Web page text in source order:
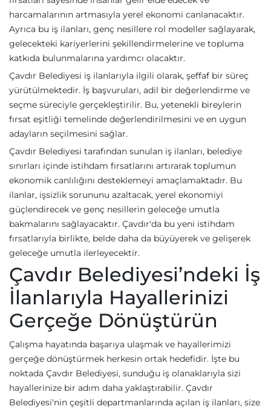
harcamalarının artmasıyla yerel ekonomi canlanacaktır.
Ayrıca bu iş ilanları, genç nesillere rol modeller sağlayarak,
gelecekteki kariyerlerini şekillendirmelerine ve topluma
katkıda bulunmalarına yardımcı olacaktır.
Çavdır Belediyesi iş ilanlarıyla ilgili olarak, şeffaf bir süreç
yürütülmektedir. İş başvuruları, adil bir değerlendirme ve
seçme süreciyle gerçekleştirilir. Bu, yetenekli bireylerin
fırsat eşitliği temelinde değerlendirilmesini ve en uygun
adayların seçilmesini sağlar.
Çavdır Belediyesi tarafından sunulan iş ilanları, belediye
sınırları içinde istihdam fırsatlarını artırarak toplumun
ekonomik canlılığını desteklemeyi amaçlamaktadır. Bu
ilanlar, işsizlik sorununu azaltacak, yerel ekonomiyi
güçlendirecek ve genç nesillerin geleceğe umutla
bakmalarını sağlayacaktır. Çavdır'da bu yeni istihdam
fırsatlarıyla birlikte, belde daha da büyüyerek ve gelişerek
geleceğe umutla ilerleyecektir.
Çavdır Belediyesi’ndeki İş
İlanlarıyla Hayallerinizi
Gerçeğe Dönüştürün
Çalışma hayatında başarıya ulaşmak ve hayallerimizi
gerçeğe dönüştürmek herkesin ortak hedefidir. İşte bu
noktada Çavdır Belediyesi, sunduğu iş olanaklarıyla sizi
hayallerinize bir adım daha yaklaştırabilir. Çavdır
Belediyesi'nin çeşitli departmanlarında açılan iş ilanları, size